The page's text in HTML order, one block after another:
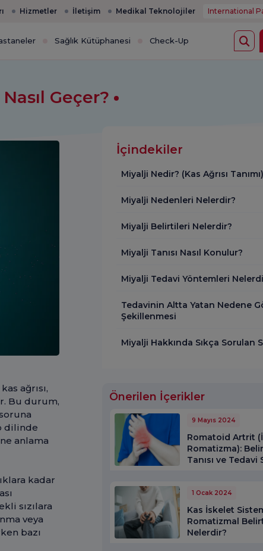
Hizmetler İletişim Medikal Teknolojiler International
Sağlık Kütüphanesi Check-Up
Geçer?
ağrısı,
Bu durum,
dilinde
anlama
kadar
sızılara
veya
bazı
İçindekiler
Miyalji Nedir? (Kas Ağrısı Tanımı)
Miyalji Nedenleri Nelerdir?
Miyalji Belirtileri Nelerdir?
Miyalji Tanısı Nasıl Konulur?
Miyalji Tedavi Yöntemleri
Tedavinin Altta Yatan Nedene
Şekillenmesi
Miyalji Hakkında Sıkça Sorulan
Önerilen İçerikler
9 Mayıs 2024
Romatoid Artrit
Romatizma):
Tanısı ve Tedavi
1 Ocak 2024
Kas İskelet
Romatizmal
Nelerdir?